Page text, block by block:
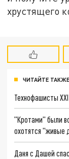
хрустящего
ЧИТАЙТЕ
Технофашисты
"Кротами" были
охотятся "живые
Даня с Дашей